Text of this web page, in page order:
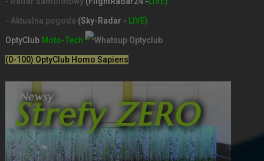
- Aktualna pogoda (Sky-Radar - LIVE)
OptyClub Moto-Tech
(0-100) OptyClub Homo Sapiens